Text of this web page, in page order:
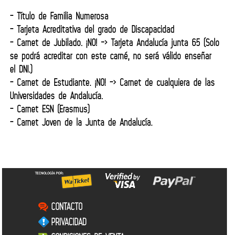
- Título de Familia Numerosa
- Tarjeta Acreditativa del grado de Discapacidad
- Carnet de Jubilado. ¡NO! -> Tarjeta Andalucía junta 65 (Solo
se podrá acreditar con este carné, no será válido enseñar
el DNI.)
- Carnet de Estudiante. ¡NO! -> Carnet de cualquiera de las
Universidades de Andalucía.
- Carnet ESN (Erasmus)
- Carnet Joven de la Junta de Andalucía.
CONTACTO
PRIVACIDAD